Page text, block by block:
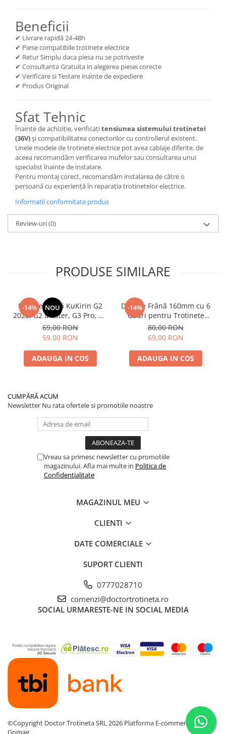
Beneficii
✔ Livrare rapidă 24-48h
✔ Piese compatibile trotinete electrice
✔ Retur Simplu daca piesa nu se potriveste
✔ Consultanta Gratuita in alegerea piesei corecte
✔ Verificare si Testare inainte de expediere
✔ Produs Original
Sfat Tehnic
Înainte de achiziție, verificațitensiunea sistemului trotinetei
(36V)și compatibilitatea conectorilor cu controllerul existent.
Unele modele de trotinete electrice pot avea cablaje diferite, de
aceea recomandăm verificarea mufelor sau consultarea unui
specialist înainte de instalare.
Pentru montaj corect, recomandăm instalarea de către o
persoană cu experiență în reparația trotinetelor electrice.
Informatii conformitate produs
Review-uri(0)
PRODUSE SIMILARE
-14% NOU
Plăcuțe Frână KuKirin G2
2025, G2 Master, G3 Pro, G4
– Set 2 Bucăți (Față sau
Spate) Premium
69,00 RON
59,00 RON
ADAUGA IN COS
-14%
Disc de Frână 160mm cu 6
Găuri pentru Trotinete
Electrice KuKirin G4 (Model
2025) și KuKirin G2 –
Performanță Premium
80,00 RON
69,00 RON
ADAUGA IN COS
CUMPĂRĂ ACUM
Newsletter Nu rata ofertele si promotiile noastre
Vreau sa primesc newsletter cu promotiile
magazinului. Afla mai multe in Politica de
Confidentialitate
MAGAZINUL MEU
CLIENTI
DATE COMERCIALE
SUPORT CLIENTI
0777028710
comenzi@doctortrotineta.ro
SOCIAL URMARESTE-NE IN SOCIAL MEDIA
©Copyright Doctor Trotineta SRL 2026 Platforma E-commerce by
Gomag